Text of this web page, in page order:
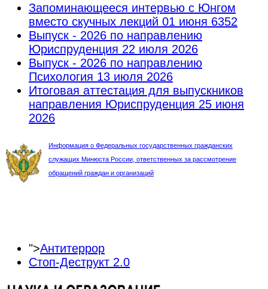
Запоминающееся интервью с Юнгом
вместо скучных лекций 01 июня 6352
Выпуск - 2026 по направлению
Юриспруденция 22 июля 2026
Выпуск - 2026 по направлению
Психология 13 июля 2026
Итоговая аттестация для выпускников
направления Юриспруденция 25 июня
2026
Информация о Федеральных государственных гражданских
служащих Минюста России, ответственных за рассмотрение
обращений граждан и организаций
">Антитеррор
Стоп-Деструкт 2.0